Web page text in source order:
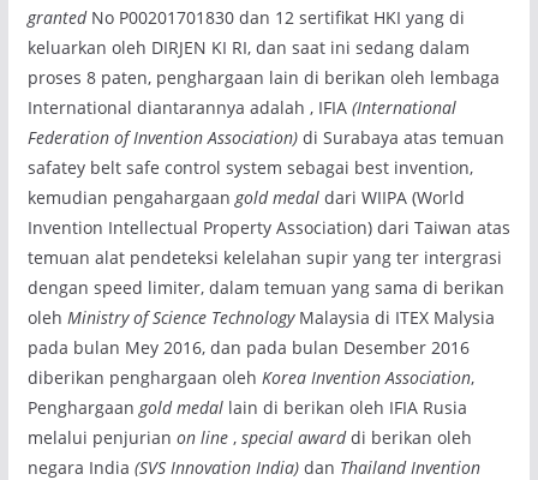
grantedNo P00201701830 dan 12 sertifikat HKI yang di
keluarkan oleh DIRJEN KI RI, dan saat ini sedang dalam
proses 8 paten, penghargaan lain di berikan oleh lembaga
International diantarannya adalah , IFIA (International
Federation of Invention Association)di Surabaya atas temuan
safatey belt safe control system sebagai best invention,
kemudian pengahargaangold medaldari WIIPA (World
Invention Intellectual Property Association) dari Taiwan atas
temuan alat pendeteksi kelelahan supir yang ter intergrasi
dengan speed limiter, dalam temuan yang sama di berikan
oleh Ministry of Science TechnologyMalaysia di ITEX Malysia
pada bulan Mey 2016, dan pada bulan Desember 2016
diberikan penghargaan oleh Korea Invention Association,
Penghargaangold medallain di berikan oleh IFIA Rusia
melalui penjurian on line, special awarddi berikan oleh
negara India (SVS Innovation India)dan Thailand Invention